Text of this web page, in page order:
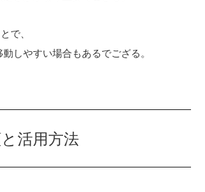
で、
しやすい場合もあるでござる。
活用方法